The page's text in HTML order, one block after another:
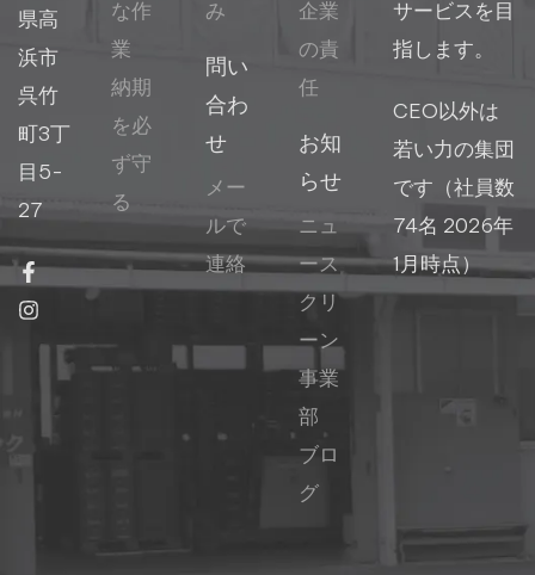
県高
浜市
呉竹
町3丁
目5-
27
な作
業
納期
を必
ず守
る
み
問い
合わ
せ
メー
ルで
連絡
企業
の責
任
お知
らせ
ニュ
ース
クリ
ーン
事業
部
ブロ
グ
サービスを目
指します。
CEO以外は
若い力の集団
です（社員数
74名 2026年
1月時点）